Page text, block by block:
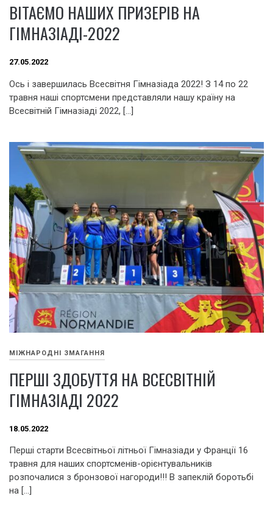
ВІТАЄМО НАШИХ ПРИЗЕРІВ НА
ГІМНАЗІАДІ-2022
27.05.2022
Ось і завершилась Всесвітня Гімназіада 2022! З 14 по 22
травня наші спортсмени представляли нашу країну на
Всесвітній Гімназіаді 2022, […]
МІЖНАРОДНІ ЗМАГАННЯ
ПЕРШІ ЗДОБУТТЯ НА ВСЕСВІТНІЙ
ГІМНАЗІАДІ 2022
18.05.2022
Перші старти Всесвітньої літньої Гімназіади у Франції 16
травня для наших спортсменів-орієнтувальників
розпочалися з бронзової нагороди!!! В запеклій боротьбі
на […]